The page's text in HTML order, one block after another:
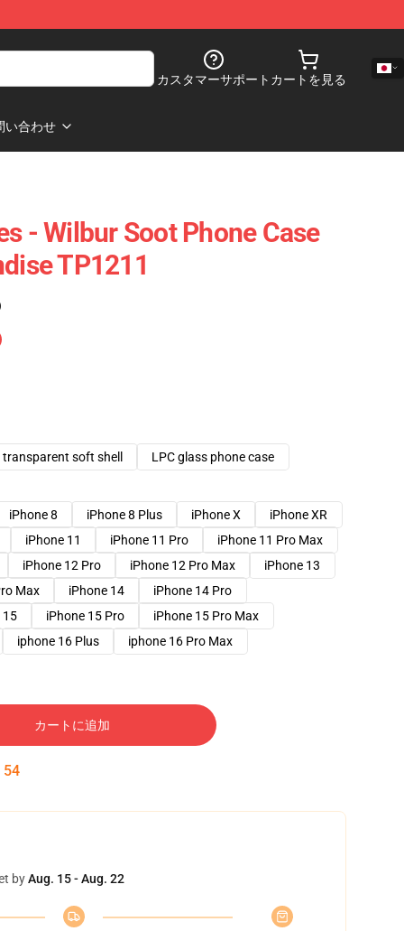
カスタマーサポート カートを見る
い合わせ
- Wilbur Soot Phone Case
TP1211
transparent soft shell
LPC glass phone case
iPhone 8 iPhone 8 Plus iPhone X
iPhone XR
iPhone 11 iPhone 11 Pro
iPhone 11 Pro Max
iPhone 12 Pro iPhone 12 Pro Max
iPhone 13
Max iPhone 14
iPhone 14 Pro
15 iPhone 15 Pro
iPhone 15 Pro Max
iphone 16 Plus iphone 16 Pro Max
カートに追加
53
byAug. 15 - Aug. 22